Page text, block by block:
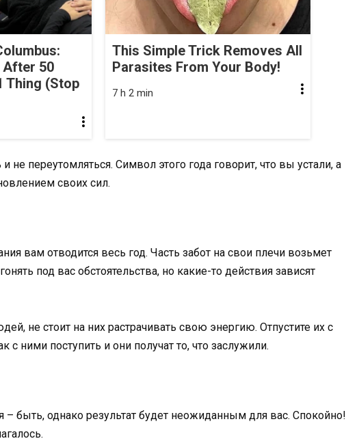
After 50
Thing (Stop
This Simple Trick Removes All
Parasites From Your Body!
7 h 2 min
не переутомляться. Символ этого года говорит, что вы устали, а
своих сил.
вам отводится весь год. Часть забот на свои плечи возьмет
под вас обстоятельства, но какие-то действия зависят
не стоит на них растрачивать свою энергию. Отпустите их с
с ними поступить и они получат то, что заслужили.
быть, однако результат будет неожиданным для вас. Спокойно!